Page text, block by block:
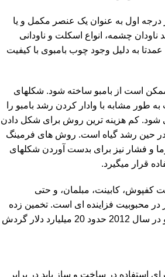
درجه اول به عنوان یک عنصر مکمل و یا
ناودان چشمه، انواع اسکلت و ناودانی
به دلیل وجود چوب بامبوی با کیفیت
است از بامبو ساخته شود. شکلهای
مشابه با وادار کردن رشد بامبو را
شود. کم هزینه ترین روش برای شکل دادن
در حین رشد گیاه است. روش های فرمینگ
و فشار نیز برای بدست آوردن شکلهای
قرار میگیرد.
کفپوش، کابینت، مبلمان، و حتی
محبوبیت فزاینده ای است. تخمین زده
شده است که صنعت بامبو در سال 2012 حدود 20 میلیارد دلار گردش
استفاده در ساخت و ساز باید در برابر